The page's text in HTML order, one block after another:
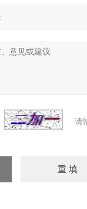
请